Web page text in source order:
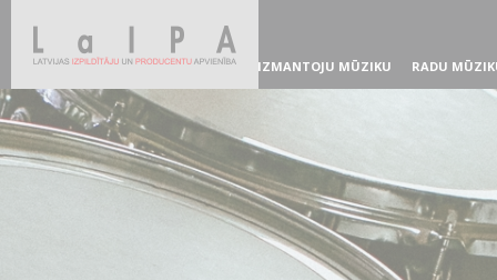
IZMANTOJU MŪZIKU RADU